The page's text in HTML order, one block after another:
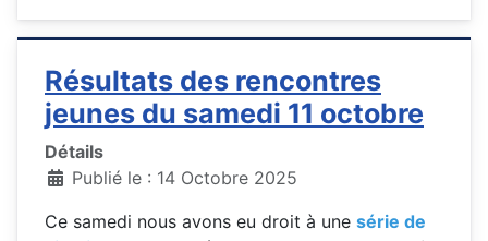
Résultats des rencontres
jeunes du samedi 11 octobre
Détails
Publié le : 14 Octobre 2025
Ce samedi nous avons eu droit à une série de